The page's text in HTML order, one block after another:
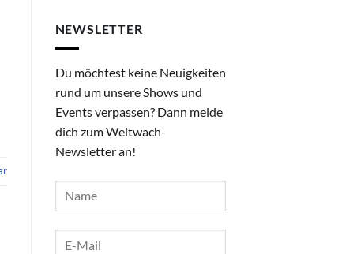
NEWSLETTER
Du möchtest keine Neuigkeiten
rund um unsere Shows und
Events verpassen? Dann melde
dich zum Weltwach-
Newsletter an!